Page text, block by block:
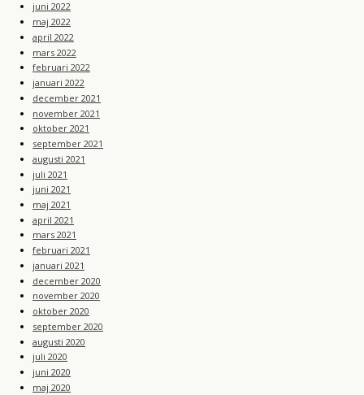
juni 2022
maj 2022
april 2022
mars 2022
februari 2022
januari 2022
december 2021
november 2021
oktober 2021
september 2021
augusti 2021
juli 2021
juni 2021
maj 2021
april 2021
mars 2021
februari 2021
januari 2021
december 2020
november 2020
oktober 2020
september 2020
augusti 2020
juli 2020
juni 2020
maj 2020